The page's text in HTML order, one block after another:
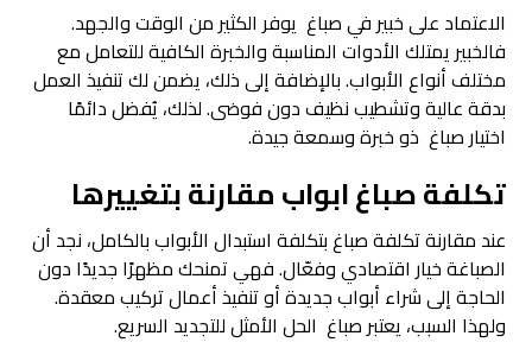
الاعتماد على خبير في صباغ يوفر الكثير من الوقت والجهد.
فالخبير يمتلك الأدوات المناسبة والخبرة الكافية للتعامل مع
مختلف أنواع الأبواب. بالإضافة إلى ذلك، يضمن لك تنفيذ العمل
بدقة عالية وتشطيب نظيف دون فوضى. لذلك، يُفضل دائمًا
اختيار صباغ ذو خبرة وسمعة جيدة.
تكلفة صباغ ابواب مقارنة بتغييرها
عند مقارنة تكلفة صباغ بتكلفة استبدال الأبواب بالكامل، نجد أن
الصباغة خيار اقتصادي وفعّال. فهي تمنحك مظهرًا جديدًا دون
الحاجة إلى شراء أبواب جديدة أو تنفيذ أعمال تركيب معقدة.
ولهذا السبب، يعتبر صباغ الحل الأمثل للتجديد السريع.